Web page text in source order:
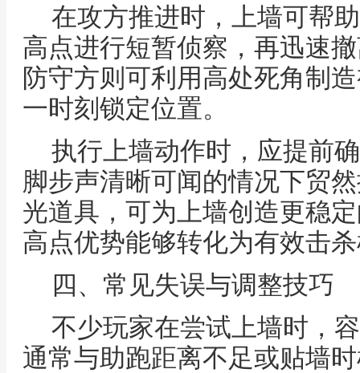
在攻方推进时，上墙可帮
高点进行短暂侦察，再迅速
防守方则可利用高处死角制
一时刻锁定位置。
执行上墙动作时，应提前
脚步声清晰可闻的情况下贸
光道具，可为上墙创造更稳
高点优势能够转化为有效击
四、常见失误与调整技巧
不少玩家在尝试上墙时，
通常与助跑距离不足或贴墙